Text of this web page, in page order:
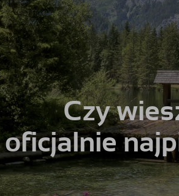
Czy
oficjalnie